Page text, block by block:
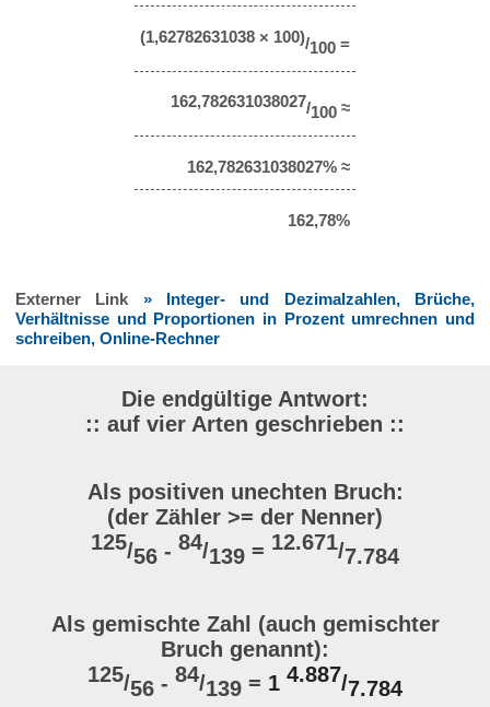
(1,62782631038 × 100)/100 =
162,782631038027/100 ≈
162,782631038027% ≈
162,78%
Externer Link » Integer- und Dezimalzahlen, Brüche,
Verhältnisse und Proportionen in Prozent umrechnen und
schreiben, Online-Rechner
Die endgültige Antwort:
:: auf vier Arten geschrieben ::
Als positiven unechten Bruch:
(der Zähler >= der Nenner)
125/56 - 84/139 = 12.671/7.784
Als gemischte Zahl (auch gemischter
Bruch genannt):
125/56 - 84/139 = 1 4.887/7.784